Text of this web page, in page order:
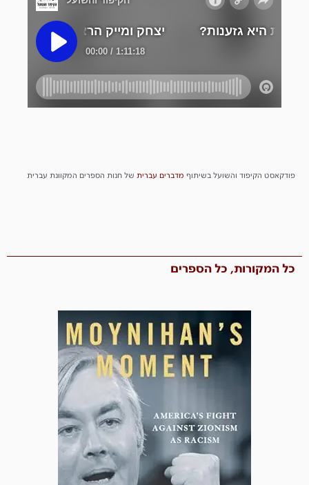
פודקאסט הקיפוד והשועל בשיתוף מדברים עברית של חנות הספרים המקוונת עברית
כל המקורות, כל הספרים​